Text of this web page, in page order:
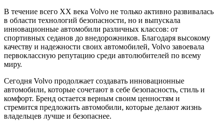
В течение всего XX века Volvo не только активно развивалась
в области технологий безопасности, но и выпускала
инновационные автомобили различных классов: от
спортивных седанов до внедорожников. Благодаря высокому
качеству и надежности своих автомобилей, Volvo завоевала
первоклассную репутацию среди автолюбителей по всему
миру.
Сегодня Volvo продолжает создавать инновационные
автомобили, которые сочетают в себе безопасность, стиль и
комфорт. Бренд остается верным своим ценностям и
стремится предложить автомобили, которые делают жизнь
владельцев лучше и безопаснее.